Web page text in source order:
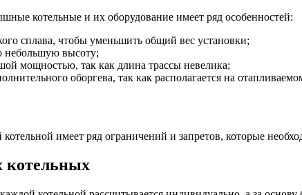
котельные и их оборудование имеет ряд особенностей:
сплава, чтобы уменьшить общий вес установки;
небольшую высоту;
мощностью, так как длина трассы невелика;
оборгева, так как располагается на
имеет ряд ограничений и запретов, которые